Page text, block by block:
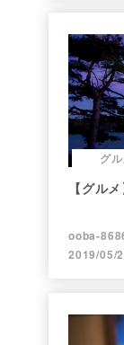
グル
【グル
ooba-
2019/05/